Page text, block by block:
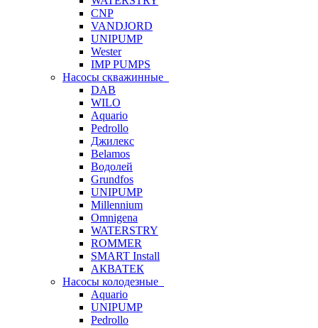
CNP
VANDJORD
UNIPUMP
Wester
IMP PUMPS
Насосы скважинные
DAB
WILO
Aquario
Pedrollo
Джилекс
Belamos
Водолей
Grundfos
UNIPUMP
Millennium
Omnigena
WATERSTRY
ROMMER
SMART Install
АКВАТЕК
Насосы колодезные
Aquario
UNIPUMP
Pedrollo